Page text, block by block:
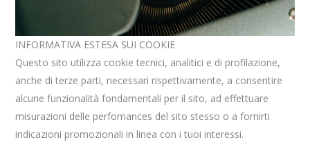
INFORMATIVA ESTESA SUI COOKIE
Questo sito utilizza cookie tecnici, analitici e di profilazione,
anche di terze parti, necessari rispettivamente, a consentire
alcune funzionalità fondamentali per il sito, ad effettuare
misurazioni delle perfomances del sito stesso o a fornirti
indicazioni promozionali in linea con i tuoi interessi.